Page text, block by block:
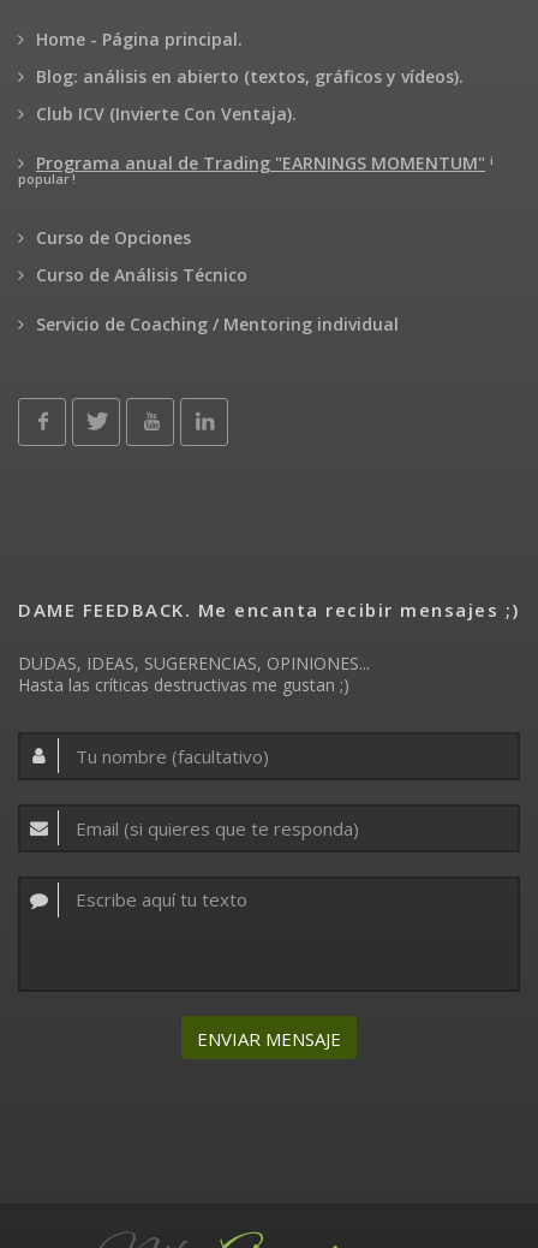
Home - Página principal.
Blog: análisis en abierto (textos, gráficos y vídeos).
Club ICV (Invierte Con Ventaja).
Programa anual de Trading "EARNINGS MOMENTUM" ¡
popular !
Curso de Opciones
Curso de Análisis Técnico
Servicio de Coaching / Mentoring individual
DAME FEEDBACK. Me encanta recibir mensajes ;)
DUDAS, IDEAS, SUGERENCIAS, OPINIONES...
Hasta las críticas destructivas me gustan ;)
ENVIAR MENSAJE